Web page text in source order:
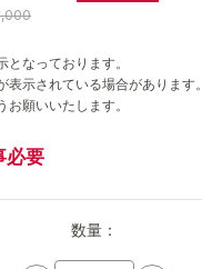
なっております。
示されている場合があります。
お願いいたします。
必要
数量：